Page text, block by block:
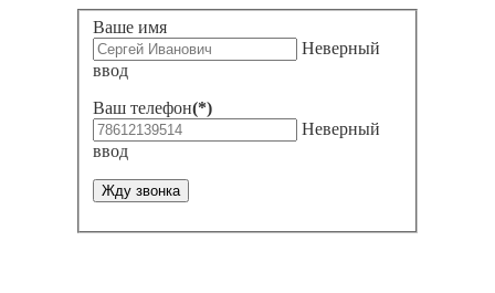
Ваше имя
Неверный
ввод
Ваш телефон(*)
Неверный
ввод
Жду звонка